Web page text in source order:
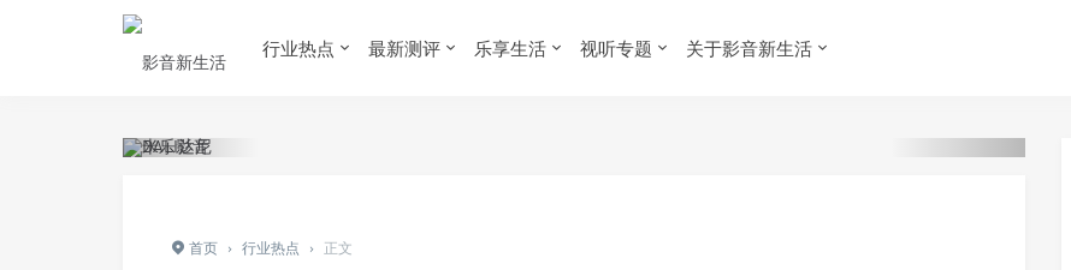
行业热点 最新测评 乐享生活 视听专题 关于影音新生活
首页 › 行业热点 › 正文